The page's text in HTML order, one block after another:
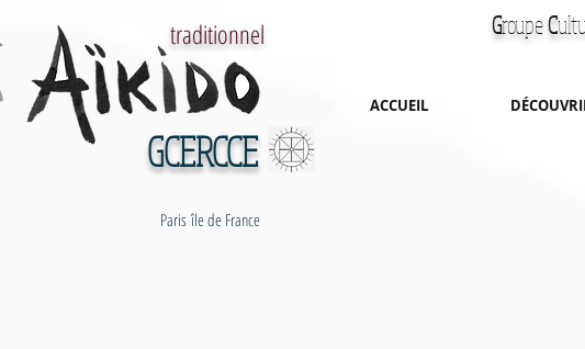
GCERCCE
Paris île de France
traditionnel GroupeC
ACCUEIL